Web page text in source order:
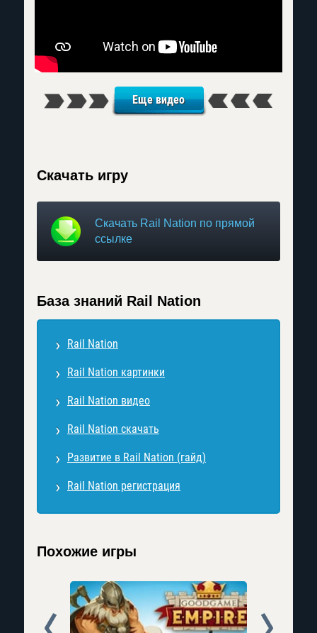
Еще видео
Скачать игру
Скачать Rail Nation по прямой
ссылке
База знаний Rail Nation
Rail Nation
Rail Nation картинки
Rail Nation видео
Rail Nation скачать
Развитие в Rail Nation (гайд)
Rail Nation регистрация
Похожие игры
Prev